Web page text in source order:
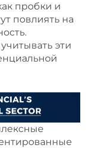
пробки и
повлиять на
эти